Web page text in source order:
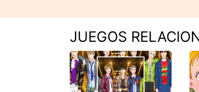
JUEGOS